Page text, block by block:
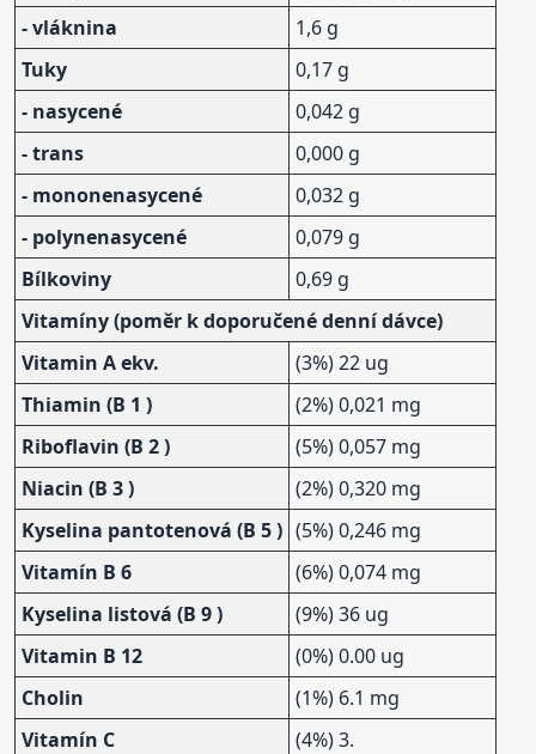
- vláknina
1,6 g
Tuky
0,17 g
- nasycené
0,042 g
- trans
0,000 g
- mononenasycené
0,032 g
- polynenasycené
0,079 g
Bílkoviny
0,69 g
Vitamíny (poměr k doporučené denní dávce)
Vitamin A ekv.
(3%) 22 ug
Thiamin (B 1 )
(2%) 0,021 mg
Riboflavin (B 2 )
(5%) 0,057 mg
Niacin (B 3 )
(2%) 0,320 mg
Kyselina pantotenová (B 5 ) (5%) 0,246 mg
Vitamín B 6
(6%) 0,074 mg
Kyselina listová (B 9 )
(9%) 36 ug
Vitamin B 12
(0%) 0.00 ug
Cholin
(1%) 6.1 mg
Vitamín C
(4%) 3.